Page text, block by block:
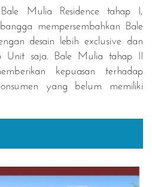
Mulia Residence tahap I,
mempersembahkan Bale
desain lebih exclusive dan
Unit saja. Bale Mulia tahap II
kepuasan terhadap
yang belum memiliki